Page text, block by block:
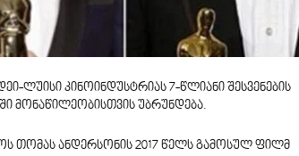
ლუისი კინოინდუსტრიას 7-წლიანი შესვენების
მონაწილეობისთვის უბრუნდება.
თომას ანდერსონის 2017 წელს გამოსულ ფილმ